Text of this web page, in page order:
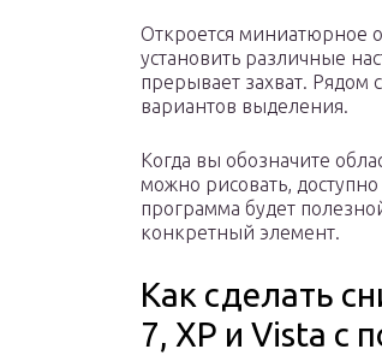
Откроется миниатюрное
установить различные
прерывает захват. Рядом
вариантов выделения.
Когда вы обозначите
можно рисовать,
программа будет
конкретный элемент.
Как сделать
7, XP и Vista с